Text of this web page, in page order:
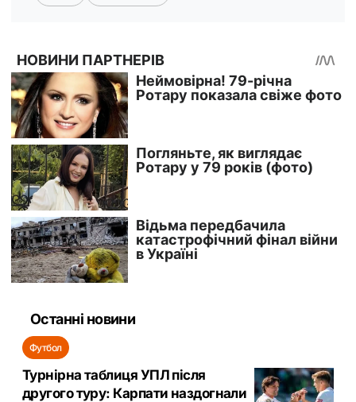
Останні новини
Футбол
Турнірна таблиця УПЛ після
другого туру: Карпати наздогнали